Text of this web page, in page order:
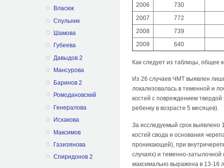
Власюк
Спульник
Шамова
Губеева
Давыдов 2
Мансурова
Баринов 2
Ромодановский
Генералова
Исхакова
Максимов
Газизянова
Спиридонов 2
2006
730
2007
772
2008
739
2009
640
Как следует из таблицы, общее
Из 26 случаев ЧМТ выявлен
локализовалась в теменной и
костей с повреждением
ребенку в возрасте 5 месяцев).
За исследуемый срок выявлено
костей свода и основания
проникающей), при
случаях) и теменно-затылочной
максимально выражена в 13-16